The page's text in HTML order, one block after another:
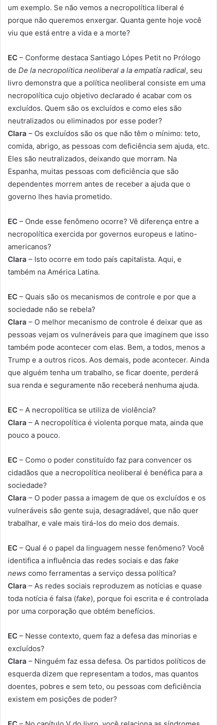
um exemplo. Se não vemos a necropolítica liberal é
porque não queremos enxergar. Quanta gente hoje você
viu que está entre a vida e a morte?
EC – Conforme destaca Santiago Lópes Petit no Prólogo
de De la necropolítica neoliberal a la empatía radical, seu
livro demonstra que a política neoliberal consiste em uma
necropolítica cujo objetivo declarado é acabar com os
excluídos. Quem são os excluídos e como eles são
neutralizados ou eliminados por esse poder?
Clara – Os excluídos são os que não têm o mínimo: teto,
comida, abrigo, as pessoas com deficiência sem ajuda, etc.
Eles são neutralizados, deixando que morram. Na
Espanha, muitas pessoas com deficiência que são
dependentes morrem antes de receber a ajuda que o
governo lhes havia prometido.
EC – Onde esse fenômeno ocorre? Vê diferença entre a
necropolítica exercida por governos europeus e latino-
americanos?
Clara – Isto ocorre em todo país capitalista. Aqui, e
também na América Latina.
EC – Quais são os mecanismos de controle e por que a
sociedade não se rebela?
Clara – O melhor mecanismo de controle é deixar que as
pessoas vejam os vulneráveis para que imaginem que isso
também pode acontecer com elas. Bem, a todos, menos a
Trump e a outros ricos. Aos demais, pode acontecer. Ainda
que alguém tenha um trabalho, se ficar doente, perderá
sua renda e seguramente não receberá nenhuma ajuda.
EC – A necropolítica se utiliza de violência?
Clara – A necropolítica é violenta porque mata, ainda que
pouco a pouco.
EC – Como o poder constituído faz para convencer os
cidadãos que a necropolítica neoliberal é benéfica para a
sociedade?
Clara – O poder passa a imagem de que os excluídos e os
vulneráveis são gente suja, desagradável, que não quer
trabalhar, e vale mais tirá-los do meio dos demais.
EC – Qual é o papel da linguagem nesse fenômeno? Você
identifica a influência das redes sociais e das fake
news como ferramentas a serviço dessa política?
Clara – As redes sociais reproduzem as notícias e quase
toda notícia é falsa (fake), porque foi escrita e é controlada
por uma corporação que obtém benefícios.
EC – Nesse contexto, quem faz a defesa das minorias e
excluídos?
Clara – Ninguém faz essa defesa. Os partidos políticos de
esquerda dizem que representam a todos, mas quantos
doentes, pobres e sem teto, ou pessoas com deficiência
existem em posições de poder?